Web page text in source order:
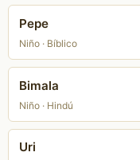
Pepe
Niño · Bíblico
Bimala
Niño · Hindú
Uri